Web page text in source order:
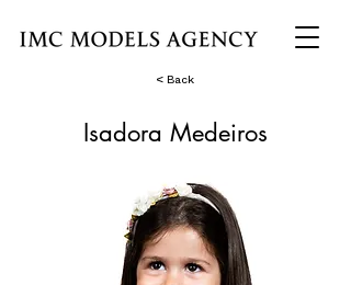
< Back
Isadora Medeiros